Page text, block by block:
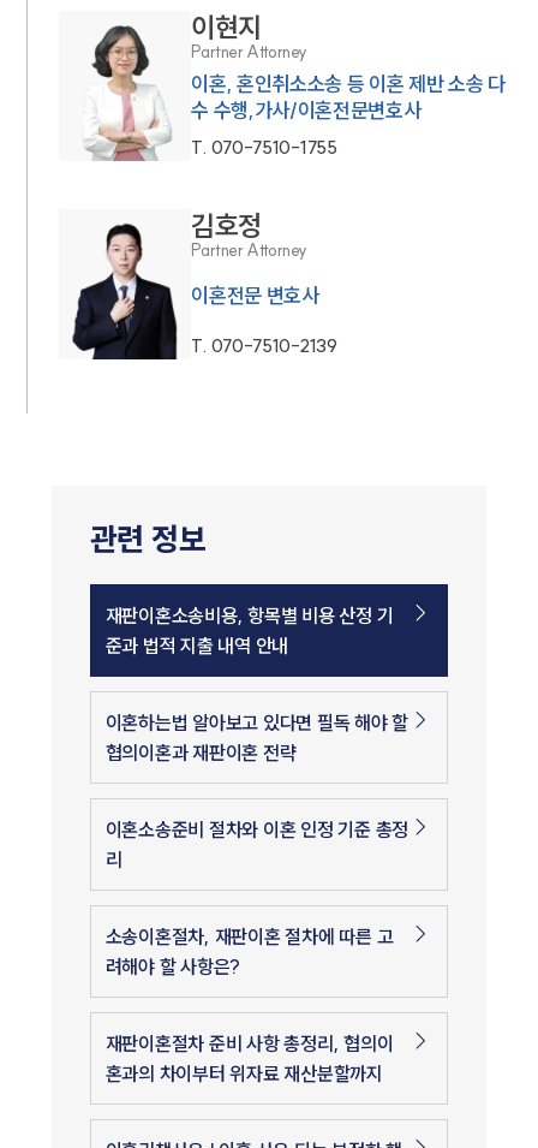
이현지
Partner Attorney
이혼, 혼인취소소송 등 이혼 제반 소송 다
수 수행,가사/이혼전문변호사
T. 070-7510-1755
김호정
Partner Attorney
이혼전문 변호사
T. 070-7510-2139
관련 정보
재판이혼소송비용, 항목별 비용 산정 기
준과 법적 지출 내역 안내
이혼하는법 알아보고 있다면 필독 해야 할
협의이혼과 재판이혼 전략
이혼소송준비 절차와 이혼 인정 기준 총정
리
소송이혼절차, 재판이혼 절차에 따른 고
려해야 할 사항은?
재판이혼절차 준비 사항 총정리, 협의이
혼과의 차이부터 위자료 재산분할까지